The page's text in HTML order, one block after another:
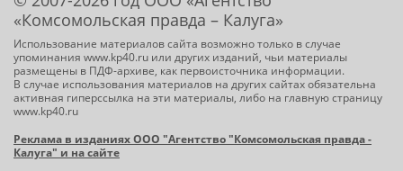
«Комсомольская правда – Калуга»
Использование материалов сайта возможно только в случае
упоминания www.kp40.ru или других изданий, чьи материалы
размещены в ПДФ-архиве, как первоисточника информации.
В случае использования материалов на других сайтах обязательна
активная гиперссылка на эти материалы, либо на главную страницу
www.kp40.ru
Реклама в изданиях ООО "Агентство "Комсомольская правда -
Калуга" и на сайте